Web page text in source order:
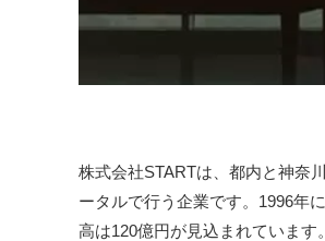
株式会社STARTは、都内と神奈
ータルで行う企業です。1996年
高は120億円が見込まれています。